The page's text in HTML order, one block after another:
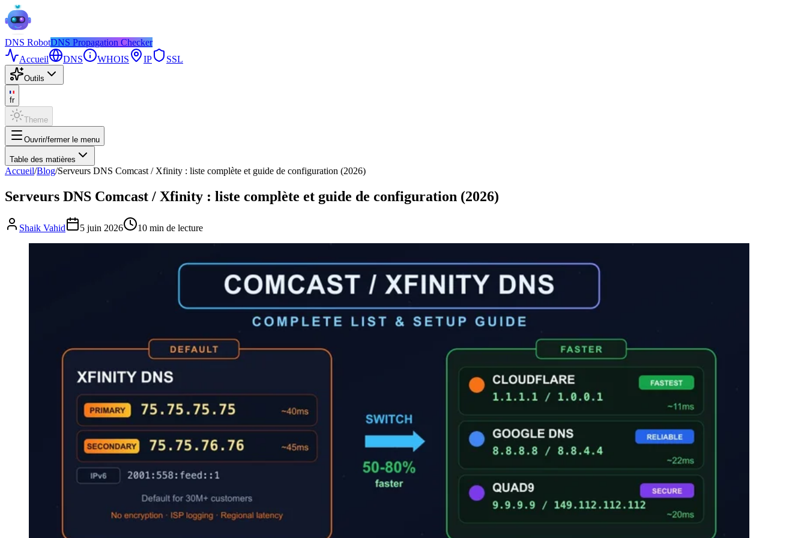
DNS RobotDNS Propagation Checker
Accueil
DNS WHOIS IP SSL
Outils
fr
Theme
Ouvrir/fermer le menu
Table des matières
Accueil/Blog/Serveurs DNS Comcast / Xfinity : liste complète et guide de configuration (2026)
Serveurs DNS Comcast / Xfinity : liste complète et guide de configuration (2026)
Shaik Vahid 5 juin 2026 10 min de lecture